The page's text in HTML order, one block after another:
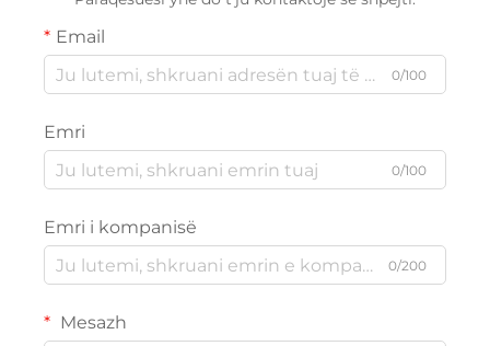
Email
0/100
Emri
0/100
Emri i kompanisë
0/200
Mesazh